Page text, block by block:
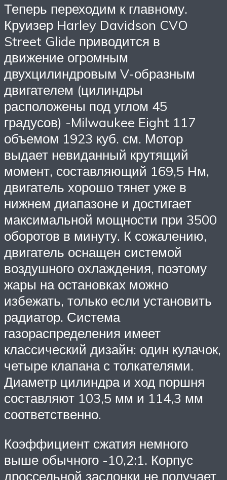
Теперь переходим к главному.
Круизер Harley Davidson CVO
Street Glide приводится в
движение огромным
двухцилиндровым V-образным
двигателем (цилиндры
расположены под углом 45
градусов) -Milwaukee Eight 117
объемом 1923 куб. см. Мотор
выдает невиданный крутящий
момент, составляющий 169,5 Нм,
двигатель хорошо тянет уже в
нижнем диапазоне и достигает
максимальной мощности при 3500
оборотов в минуту. К сожалению,
двигатель оснащен системой
воздушного охлаждения, поэтому
жары на остановках можно
избежать, только если установить
радиатор. Система
газораспределения имеет
классический дизайн: один кулачок,
четыре клапана с толкателями.
Диаметр цилиндра и ход поршня
составляют 103,5 мм и 114,3 мм
соответственно.
Коэффициент сжатия немного
выше обычного -10,2:1. Корпус
дроссельной заслонки не получает